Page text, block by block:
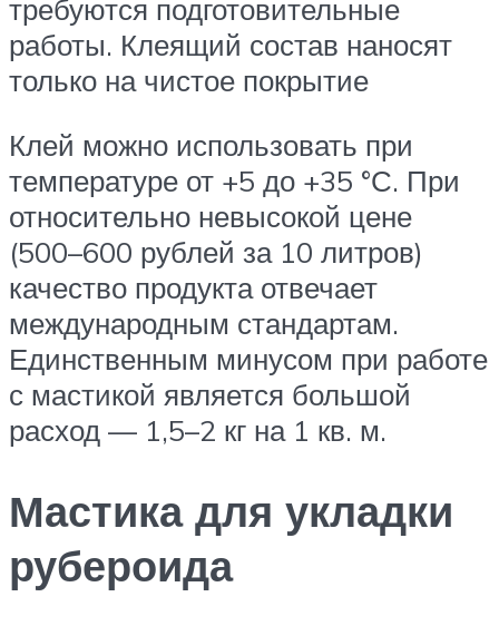
требуются подготовительные
работы. Клеящий состав наносят
только на чистое покрытие
Клей можно использовать при
температуре от +5 до +35 °С. При
относительно невысокой цене
(500–600 рублей за 10 литров)
качество продукта отвечает
международным стандартам.
Единственным минусом при работе
с мастикой является большой
расход — 1,5–2 кг на 1 кв. м.
Мастика для укладки
рубероида